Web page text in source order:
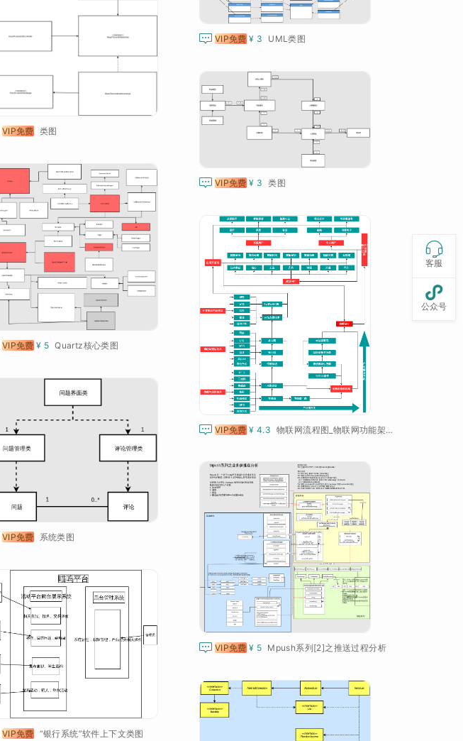
VIP免费 类图
 VIP免费 ¥ 3 UML类图
 VIP免费 ¥ 3 类图
VIP免费 ¥ 5 Quartz核心类图
 VIP免费 ¥ 4.3 物联网流程图_物联网功能架构图_物联网分类图_功能流程图_架构总览图
VIP免费 系统类图
 VIP免费 ¥ 5 Mpush系列[2]之推送过程分析
VIP免费 “银行系统”软件上下文类图

客服

公众号